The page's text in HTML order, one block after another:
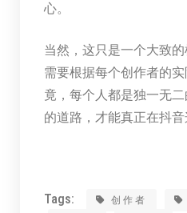
心。
当然，这只是一个大致
需要根据每个创作者的
竟，每个人都是独一无
的道路，才能真正在抖音
Tags: 创作者